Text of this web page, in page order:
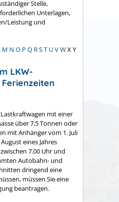
Stelle,
Unterlagen,
Leistung und
M N O P Q RST UVWX Y
LKW-
mit einer
über 7,5 Tonnen oder
mit Anhänger vom 1. Juli
eines Jahres
7.00 Uhr und
Autobahn- und
dringend eine
müssen Sie eine
beantragen.